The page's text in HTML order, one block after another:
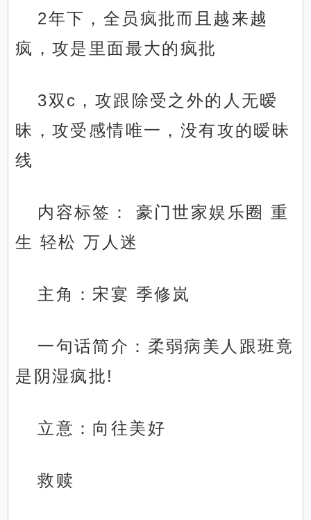
2年下，全员疯批而且越来越
疯，攻是里面最大的疯批
3双c，攻跟除受之外的人无暧
昧，攻受感情唯一，没有攻的暧昧
线
内容标签： 豪门世家娱乐圈 重
生 轻松 万人迷
主角：宋宴 季修岚
一句话简介：柔弱病美人跟班竟
是阴湿疯批!
立意：向往美好
救赎